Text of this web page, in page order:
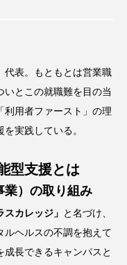
代表。もともとは営業職
いとこの就職難を目の当
利用者ファースト」の理
実践している。
型支援とは
業）の取り組み
スカレッジ」 と名づけ、
ルヘルスの不調を抱えて
長できるキャンパスと